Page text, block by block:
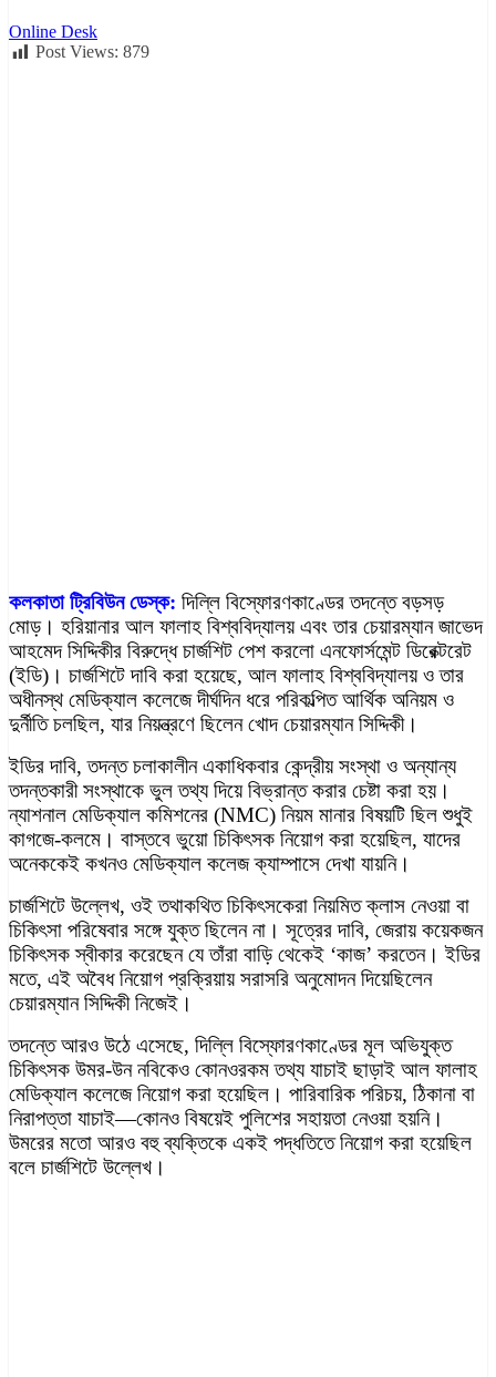
Online Desk
Post Views: 879
কলকাতা ট্রিবিউন ডেস্ক: দিল্লি বিস্ফোরণকাণ্ডের তদন্তে বড়সড়
মোড়। হরিয়ানার আল ফালাহ বিশ্ববিদ্যালয় এবং তার চেয়ারম্যান জাভেদ
আহমেদ সিদ্দিকীর বিরুদ্ধে চার্জশিট পেশ করলো এনফোর্সমেন্ট ডিরেক্টরেট
(ইডি)। চার্জশিটে দাবি করা হয়েছে, আল ফালাহ বিশ্ববিদ্যালয় ও তার
অধীনস্থ মেডিক্যাল কলেজে দীর্ঘদিন ধরে পরিকল্পিত আর্থিক অনিয়ম ও
দুর্নীতি চলছিল, যার নিয়ন্ত্রণে ছিলেন খোদ চেয়ারম্যান সিদ্দিকী।
ইডির দাবি, তদন্ত চলাকালীন একাধিকবার কেন্দ্রীয় সংস্থা ও অন্যান্য
তদন্তকারী সংস্থাকে ভুল তথ্য দিয়ে বিভ্রান্ত করার চেষ্টা করা হয়।
ন্যাশনাল মেডিক্যাল কমিশনের (NMC) নিয়ম মানার বিষয়টি ছিল শুধুই
কাগজে-কলমে। বাস্তবে ভুয়ো চিকিৎসক নিয়োগ করা হয়েছিল, যাদের
অনেককেই কখনও মেডিক্যাল কলেজ ক্যাম্পাসে দেখা যায়নি।
চার্জশিটে উল্লেখ, ওই তথাকথিত চিকিৎসকেরা নিয়মিত ক্লাস নেওয়া বা
চিকিৎসা পরিষেবার সঙ্গে যুক্ত ছিলেন না। সূত্রের দাবি, জেরায় কয়েকজন
চিকিৎসক স্বীকার করেছেন যে তাঁরা বাড়ি থেকেই ‘কাজ’ করতেন। ইডির
মতে, এই অবৈধ নিয়োগ প্রক্রিয়ায় সরাসরি অনুমোদন দিয়েছিলেন
চেয়ারম্যান সিদ্দিকী নিজেই।
তদন্তে আরও উঠে এসেছে, দিল্লি বিস্ফোরণকাণ্ডের মূল অভিযুক্ত
চিকিৎসক উমর-উন নবিকেও কোনওরকম তথ্য যাচাই ছাড়াই আল ফালাহ
মেডিক্যাল কলেজে নিয়োগ করা হয়েছিল। পারিবারিক পরিচয়, ঠিকানা বা
নিরাপত্তা যাচাই—কোনও বিষয়েই পুলিশের সহায়তা নেওয়া হয়নি।
উমরের মতো আরও বহু ব্যক্তিকে একই পদ্ধতিতে নিয়োগ করা হয়েছিল
বলে চার্জশিটে উল্লেখ।